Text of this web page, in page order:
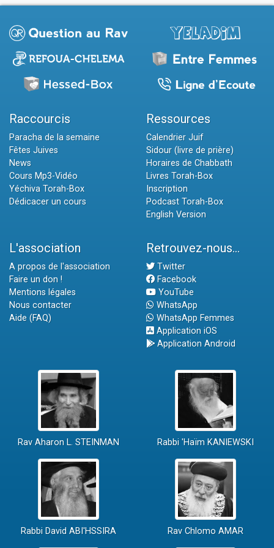
Raccourcis
Paracha de la semaine
Fêtes Juives
News
Cours Mp3-Vidéo
Yéchiva Torah-Box
Dédicacer un cours
Ressources
Calendrier Juif
Sidour (livre de prière)
Horaires de Chabbath
Livres Torah-Box
Inscription
Podcast Torah-Box
English Version
L'association
A propos de l'association
Faire un don !
Mentions légales
Nous contacter
Aide (FAQ)
Retrouvez-nous...
Twitter
Facebook
YouTube
WhatsApp
WhatsApp Femmes
Application iOS
Application Android
Rav Aharon L. STEINMAN Rabbi 'Haïm KANIEWSKI
Rabbi David ABI'HSSIRA Rav Chlomo AMAR